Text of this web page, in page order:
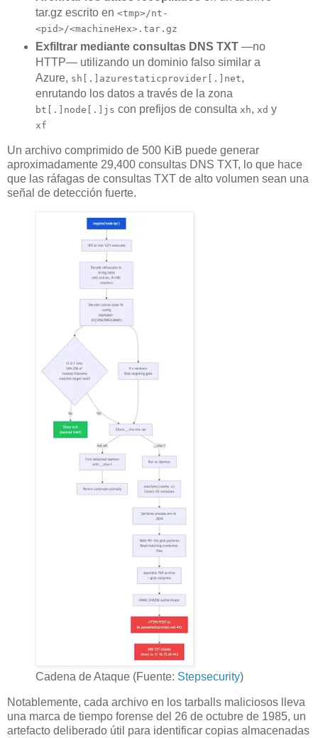
tar.gz escrito en <tmp>/nt-
<pid>/<machineHex>.tar.gz
Exfiltrar mediante consultas DNS TXT—no
HTTP— utilizando un dominio falso similar a
Azure, sh[.]azurestaticprovider[.]net,
enrutando los datos a través de la zona
bt[.]node[.]js con prefijos de consulta xh, xd y
xf
Un archivo comprimido de 500 KiB puede generar
aproximadamente 29,400 consultas DNS TXT, lo que hace
que las ráfagas de consultas TXT de alto volumen sean una
señal de detección fuerte.
Cadena de Ataque (Fuente: Stepsecurity)
Notablemente, cada archivo en los tarballs maliciosos lleva
una marca de tiempo forense del 26 de octubre de 1985, un
artefacto deliberado útil para identificar copias almacenadas